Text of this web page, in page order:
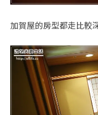
加賀屋的房型都走比較